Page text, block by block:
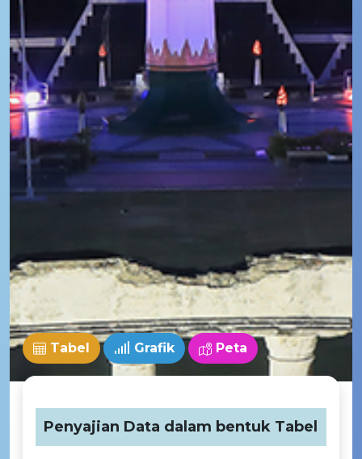
Tabel Grafik Peta
Penyajian Data dalam bentuk Tabel